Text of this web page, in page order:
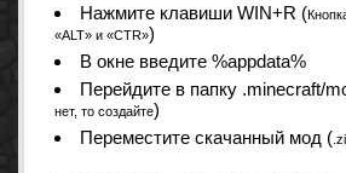
Нажмите клавиши WIN+R (
«ALT» и «CTR»)
В окне введите %appdata%
Перейдите в папку .minecraft/
нет, то создайте)
Переместите скачанный мод (